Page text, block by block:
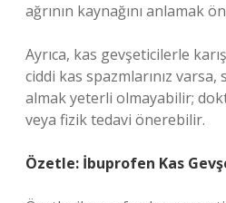
ağrının kaynağını anlamak
Ayrıca, kas gevşeticilerle
ciddi kas spazmlarınız
almak yeterli olmayabilir;
veya fizik tedavi önerebilir.
Özetle: İbuprofen Kas